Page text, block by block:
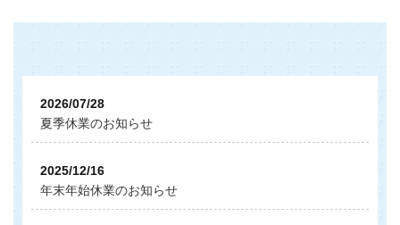
2026/07/28
夏季休業のお知らせ
2025/12/16
年末年始休業のお知らせ